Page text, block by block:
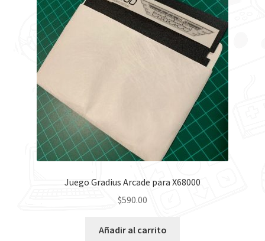
Juego Gradius Arcade para X68000
$590.00
Añadir al carrito